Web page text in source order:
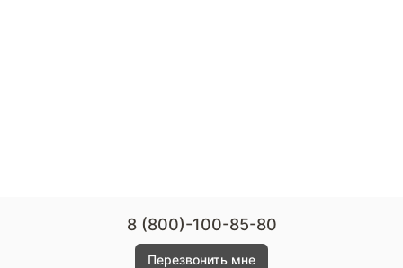
8 (800)-100-85-80
Перезвонить мне